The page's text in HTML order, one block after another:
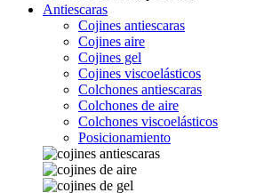
Antiescaras
Cojines antiescaras
Cojines aire
Cojines gel
Cojines viscoelásticos
Colchones antiescaras
Colchones de aire
Colchones viscoelásticos
Posicionamiento